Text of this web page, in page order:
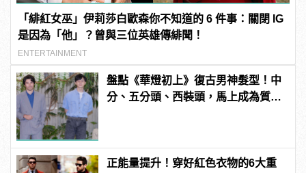
「緋紅女巫」伊莉莎白歐森你不知道的 6 件事：關閉 IG
是因為「他」？曾與三位英雄傳緋聞！
ENTERTAINMENT
盤點《華燈初上》復古男神髮型！中
分、五分頭、西裝頭，馬上成為質感
正能量提升！穿好紅色衣物的6大重